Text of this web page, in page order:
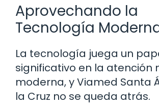
Aprovechando la
Tecnología
La tecnología juega un
significativo en la atención
moderna, y Viamed Santa
la Cruz no se queda atrás.